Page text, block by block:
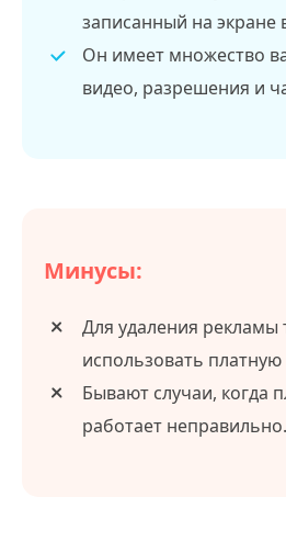
записанный на экране
Он имеет множество
видео, разрешения и
Минусы:
Для удаления рекламы
использовать
Бывают случаи, когда
работает неправильно.